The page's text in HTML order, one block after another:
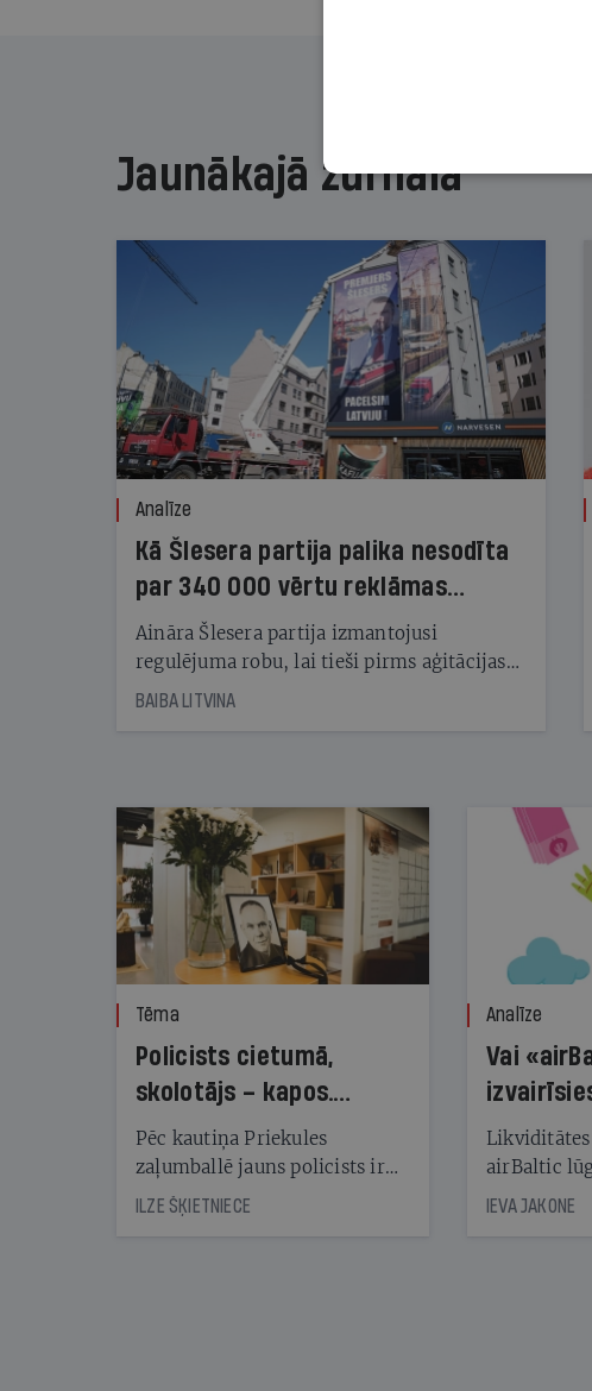
Jaunākajā žurnālā
Analīze
Kā Šlesera partija palika nesodīta
par 340 000 vērtu reklāmas
kampaņu
Aināra Šlesera partija izmantojusi
regulējuma robu, lai tieši pirms aģitācijas
starta izreklamētos par summu, kas
BAIBA LITVINA
Tēma
Policists cietumā,
skolotājs – kapos.
Reibuma cena Priekulē
Pēc kautiņa Priekules
zaļumballē jauns policists ir
nonācis cietumā, bet
cienījams pedagogs — kapos.
ILZE ŠĶIETNIECE
Analīze
Vai
airBaltic
obligāciju
samaksāt
kas
pirms
IEVA JAKONE